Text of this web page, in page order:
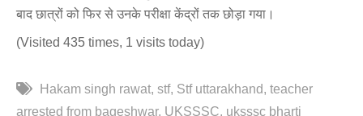
बाद छात्रों को फिर से उनके परीक्षा केंद्रों तक छोड़ा गया।
(Visited 435 times, 1 visits today)
Hakam singh rawat stf Stf uttarakhand teacher
arrested from bageshwar UKSSSC uksssc bharti